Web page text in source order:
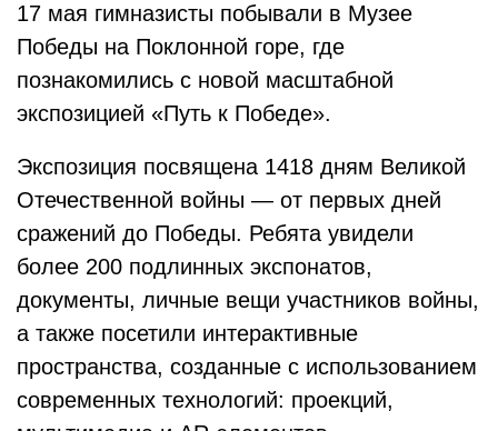
17 мая гимназисты побывали в Музее
Победы на Поклонной горе, где
познакомились с новой масштабной
экспозицией «Путь к Победе».
Экспозиция посвящена 1418 дням Великой
Отечественной войны — от первых дней
сражений до Победы. Ребята увидели
более 200 подлинных экспонатов,
документы, личные вещи участников войны,
а также посетили интерактивные
пространства, созданные с использованием
современных технологий: проекций,